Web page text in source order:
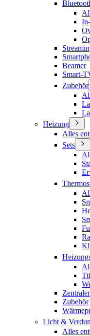
Beamer
Smart-
Zubehör
Heizung
Alles
Sets
Zubehör
Licht &
Alles